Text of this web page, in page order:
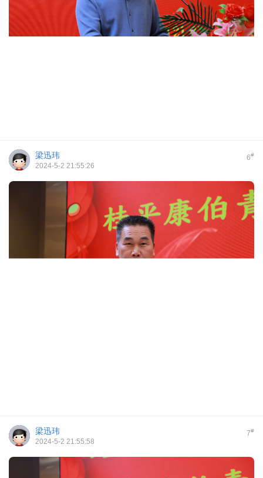
6#
梁迅玮
2024-5-2 21:55:26
7#
梁迅玮
2024-5-2 21:55:58